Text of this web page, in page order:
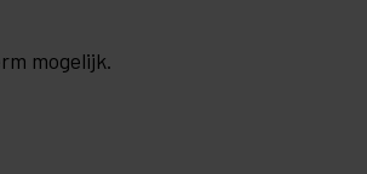
mogelijk.